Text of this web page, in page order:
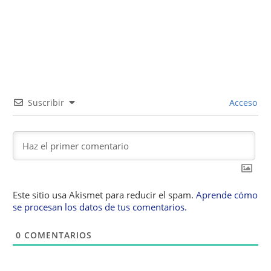
Suscribir Acceso
Este sitio usa Akismet para reducir el spam. Aprende cómo
se procesan los datos de tus comentarios.
0 COMENTARIOS